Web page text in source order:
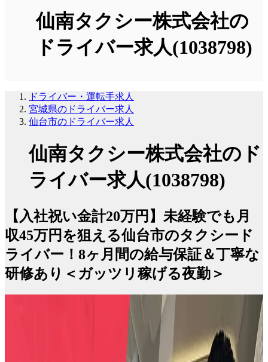
仙南タクシー株式会社の
ドライバー求人(1038798)
ドライバー・運転手求人
宮城県のドライバー求人
仙台市のドライバー求人
仙南タクシー株式会社のド
ライバー求人(1038798)
【入社祝い金計20万円】未経験でも月
収45万円を狙える仙台市のタクシード
ライバー！8ヶ月間の給与保証＆丁寧な
研修あり＜ガッツリ稼げる夜勤＞